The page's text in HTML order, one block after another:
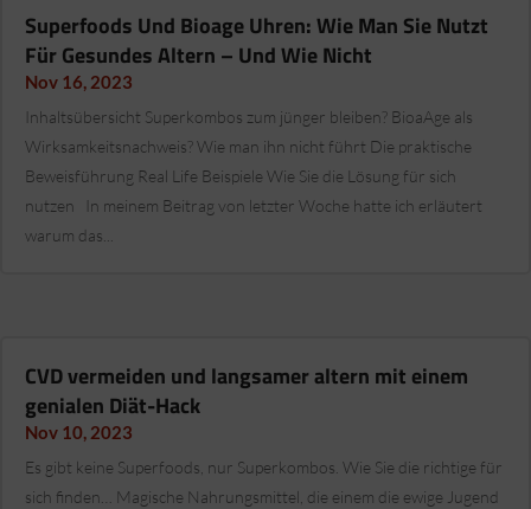
Superfoods Und Bioage Uhren: Wie Man Sie Nutzt
Für Gesundes Altern – Und Wie Nicht
Nov 16, 2023
Inhaltsübersicht Superkombos zum jünger bleiben? BioaAge als
Wirksamkeitsnachweis? Wie man ihn nicht führt Die praktische
Beweisführung Real Life Beispiele Wie Sie die Lösung für sich
nutzen In meinem Beitrag von letzter Woche hatte ich erläutert
warum das...
CVD vermeiden und langsamer altern mit einem
genialen Diät-Hack
Nov 10, 2023
Es gibt keine Superfoods, nur Superkombos. Wie Sie die richtige für
sich finden… Magische Nahrungsmittel, die einem die ewige Jugend